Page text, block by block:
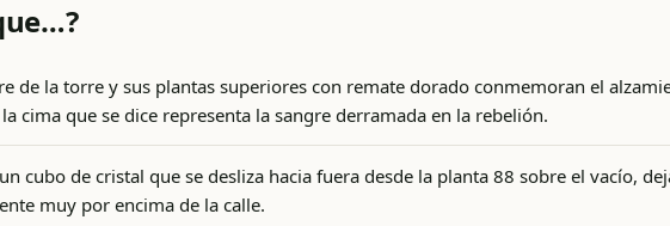
de la torre y sus plantas superiores con remate dorado conmemoran el
cima que se dice representa la sangre derramada en la rebelión.
cubo de cristal que se desliza hacia fuera desde la planta 88 sobre el vacío,
muy por encima de la calle.